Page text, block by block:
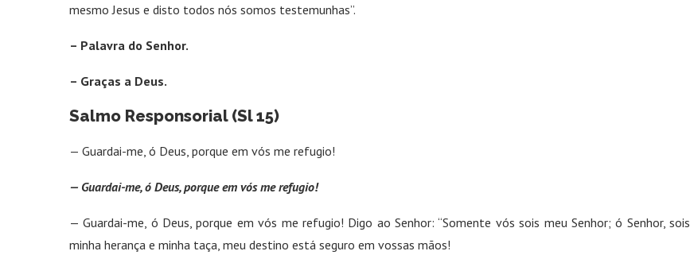
mesmo Jesus e disto todos nós somos testemunhas”.
– Palavra do Senhor.
– Graças a Deus.
Salmo Responsorial (Sl 15)
— Guardai-me, ó Deus, porque em vós me refugio!
— Guardai-me, ó Deus, porque em vós me refugio!
— Guardai-me, ó Deus, porque em vós me refugio! Digo ao Senhor: “Somente vós sois meu Senhor; ó Senhor, sois
minha herança e minha taça, meu destino está seguro em vossas mãos!